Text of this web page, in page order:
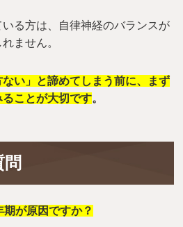
る方は、自律神経のバランスが
ません。
ない」と諦めてしまう前に、まず
ことが大切です。
が原因ですか？